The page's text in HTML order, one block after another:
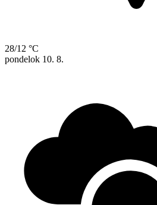
28/12 °C
pondelok 10. 8.